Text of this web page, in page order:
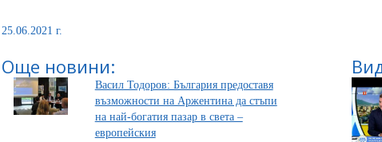
25.06.2021 г.
Още новини:
Васил Тодоров: България предоставя
възможности на Аржентина да стъпи
на най-богатия пазар в света –
европейския